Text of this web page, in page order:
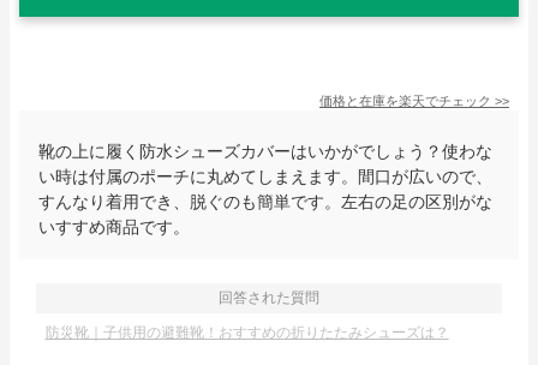
価格と在庫を楽天でチェック >>
靴の上に履く防水シューズカバーはいかがでしょう？使わな
い時は付属のポーチに丸めてしまえます。間口が広いので、
すんなり着用でき、脱ぐのも簡単です。左右の足の区別がな
いすすめ商品です。
回答された質問
防災靴｜子供用の避難靴！おすすめの折りたたみシューズは？